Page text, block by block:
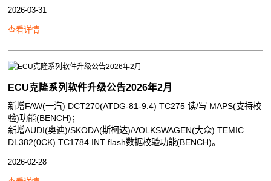
2026-03-31
查看详情
ECU克隆系列软件升级公告2026年2月
新增FAW(一汽) DCT270(ATDG-81-9.4) TC275 读/写 MAPS(支持校
验)功能(BENCH)；
新增AUDI(奥迪)/SKODA(斯柯达)/VOLKSWAGEN(大众) TEMIC
DL382(0CK) TC1784 INT flash数据校验功能(BENCH)。
2026-02-28